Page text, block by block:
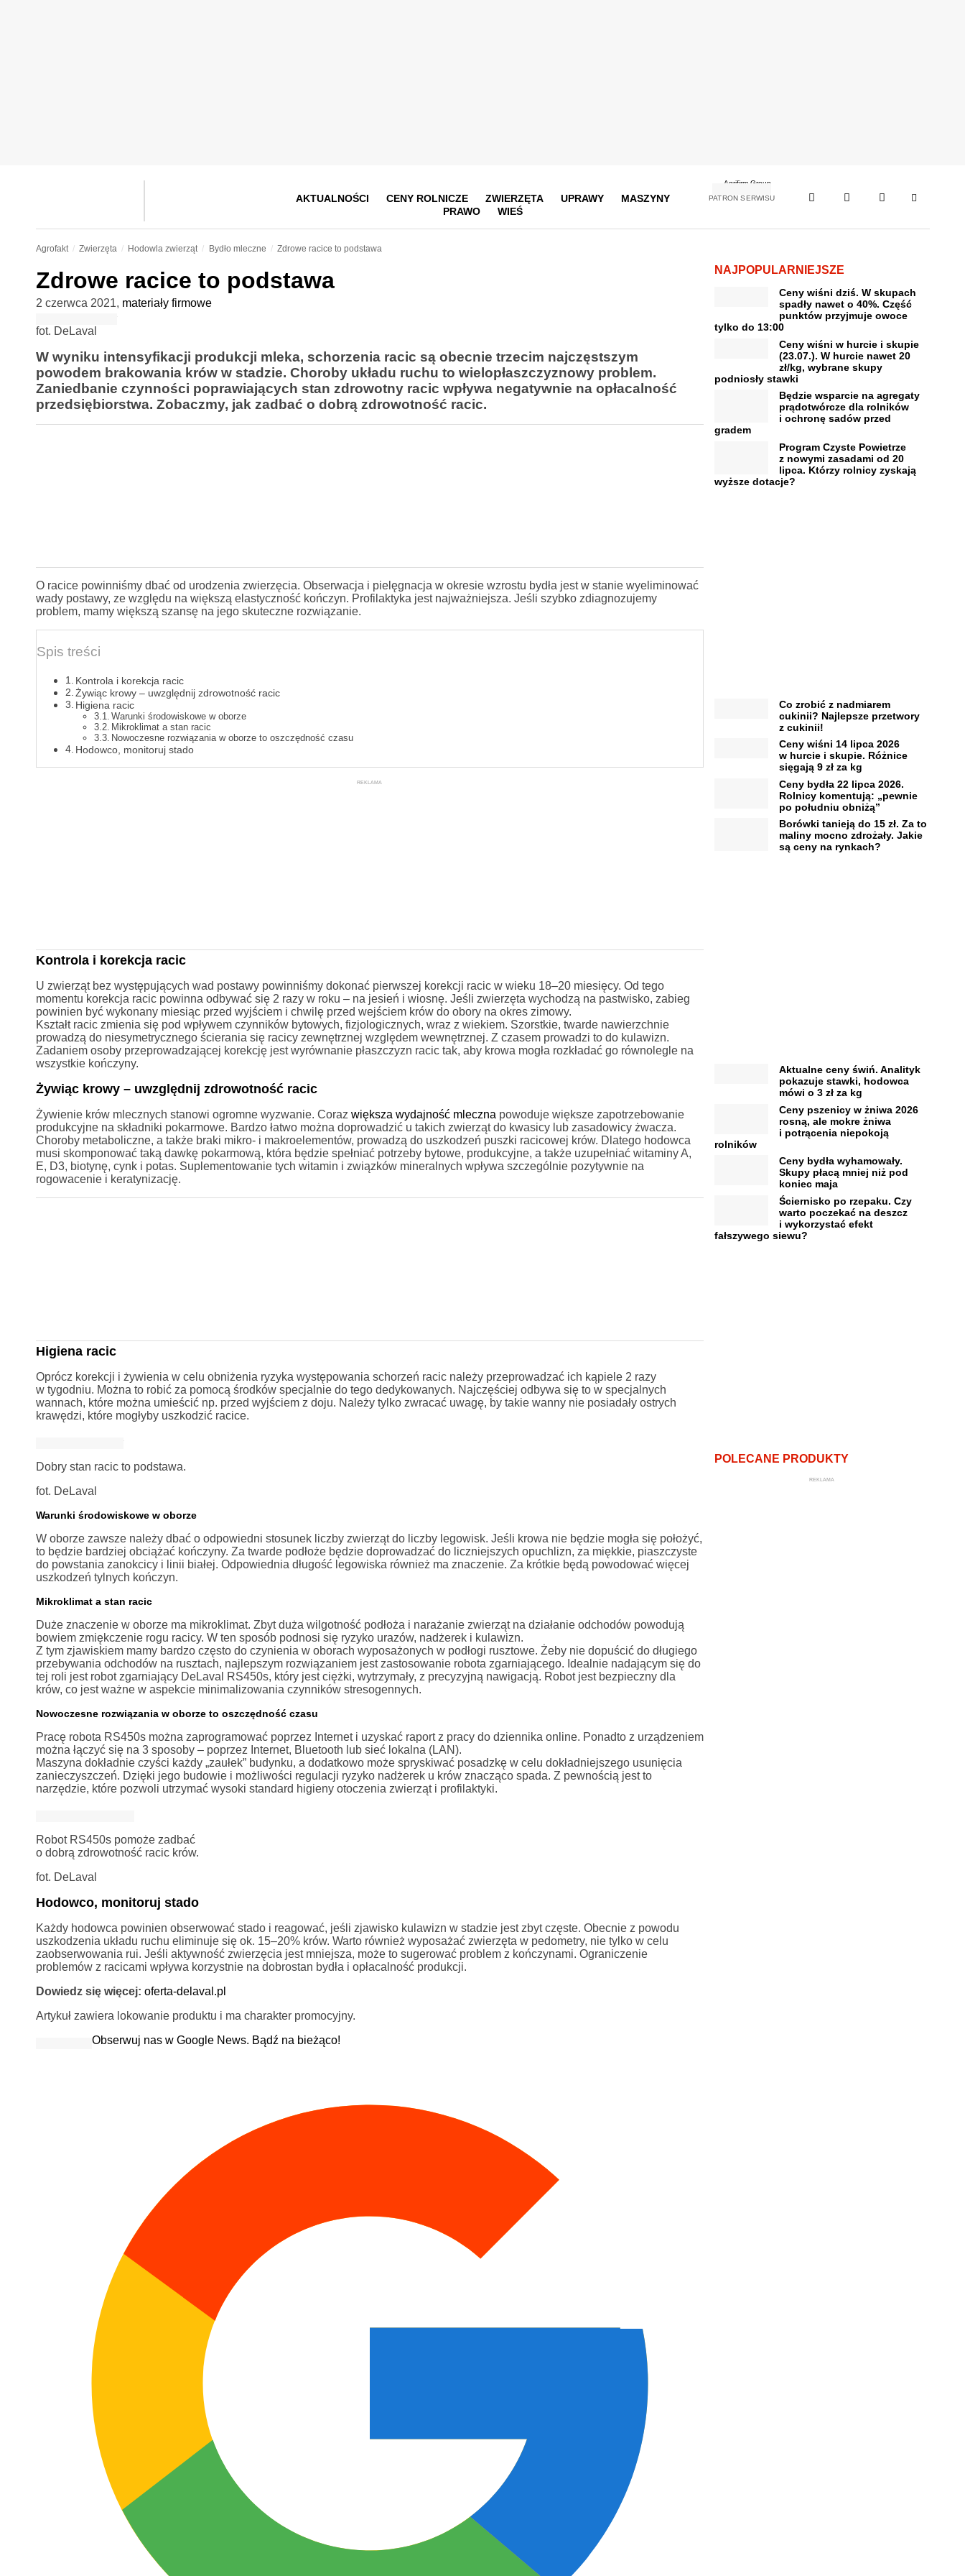
AKTUALNOŚCI CENY ROLNICZE ZWIERZĘTA UPRAWY
MASZYNY
PRAWO
WIEŚ
PATRON SERWISU
Agrofakt Zwierzęta Hodowla zwierząt Bydło mleczne Zdrowe racice to podstawa
Zdrowe racice to podstawa
2 czerwca 2021, materiały firmowe
fot. DeLaval
W wyniku intensyfikacji produkcji mleka, schorzenia racic są obecnie trzecim najczęstszym
powodem brakowania krów w stadzie. Choroby układu ruchu to wielopłaszczyznowy problem.
Zaniedbanie czynności poprawiających stan zdrowotny racic wpływa negatywnie na opłacalność
przedsiębiorstwa. Zobaczmy, jak zadbać o dobrą zdrowotność racic.
O racice powinniśmy dbać od urodzenia zwierzęcia. Obserwacja i pielęgnacja w okresie wzrostu bydła jest w stanie wyeliminować
wady postawy, ze względu na większą elastyczność kończyn. Profilaktyka jest najważniejsza. Jeśli szybko zdiagnozujemy
problem, mamy większą szansę na jego skuteczne rozwiązanie.
Spis treści
Kontrola i korekcja racic
Żywiąc krowy – uwzględnij zdrowotność racic
Higiena racic
Warunki środowiskowe w oborze
Mikroklimat a stan racic
Nowoczesne rozwiązania w oborze to oszczędność czasu
Hodowco, monitoruj stado
REKLAMA
Kontrola i korekcja racic
U zwierząt bez występujących wad postawy powinniśmy dokonać pierwszej korekcji racic w wieku 18‒20 miesięcy. Od tego
momentu korekcja racic powinna odbywać się 2 razy w roku ‒ na jesień i wiosnę. Jeśli zwierzęta wychodzą na pastwisko, zabieg
powinien być wykonany miesiąc przed wyjściem i chwilę przed wejściem krów do obory na okres zimowy.
Kształt racic zmienia się pod wpływem czynników bytowych, fizjologicznych, wraz z wiekiem. Szorstkie, twarde nawierzchnie
prowadzą do niesymetrycznego ścierania się racicy zewnętrznej względem wewnętrznej. Z czasem prowadzi to do kulawizn.
Zadaniem osoby przeprowadzającej korekcję jest wyrównanie płaszczyzn racic tak, aby krowa mogła rozkładać go równolegle na
wszystkie kończyny.
Żywiąc krowy – uwzględnij zdrowotność racic
Żywienie krów mlecznych stanowi ogromne wyzwanie. Coraz większa wydajność mleczna powoduje większe zapotrzebowanie
produkcyjne na składniki pokarmowe. Bardzo łatwo można doprowadzić u takich zwierząt do kwasicy lub zasadowicy żwacza.
Choroby metaboliczne, a także braki mikro- i makroelementów, prowadzą do uszkodzeń puszki racicowej krów. Dlatego hodowca
musi skomponować taką dawkę pokarmową, która będzie spełniać potrzeby bytowe, produkcyjne, a także uzupełniać witaminy A,
E, D3, biotynę, cynk i potas. Suplementowanie tych witamin i związków mineralnych wpływa szczególnie pozytywnie na
rogowacenie i keratynizację.
Higiena racic
Oprócz korekcji i żywienia w celu obniżenia ryzyka występowania schorzeń racic należy przeprowadzać ich kąpiele 2 razy
w tygodniu. Można to robić za pomocą środków specjalnie do tego dedykowanych. Najczęściej odbywa się to w specjalnych
wannach, które można umieścić np. przed wyjściem z doju. Należy tylko zwracać uwagę, by takie wanny nie posiadały ostrych
krawędzi, które mogłyby uszkodzić racice.
Dobry stan racic to podstawa.
fot. DeLaval
Warunki środowiskowe w oborze
W oborze zawsze należy dbać o odpowiedni stosunek liczby zwierząt do liczby legowisk. Jeśli krowa nie będzie mogła się położyć,
to będzie bardziej obciążać kończyny. Za twarde podłoże będzie doprowadzać do liczniejszych opuchlizn, za miękkie, piaszczyste
do powstania zanokcicy i linii białej. Odpowiednia długość legowiska również ma znaczenie. Za krótkie będą powodować więcej
uszkodzeń tylnych kończyn.
Mikroklimat a stan racic
Duże znaczenie w oborze ma mikroklimat. Zbyt duża wilgotność podłoża i narażanie zwierząt na działanie odchodów powodują
bowiem zmiękczenie rogu racicy. W ten sposób podnosi się ryzyko urazów, nadżerek i kulawizn.
Z tym zjawiskiem mamy bardzo często do czynienia w oborach wyposażonych w podłogi rusztowe. Żeby nie dopuścić do długiego
przebywania odchodów na rusztach, najlepszym rozwiązaniem jest zastosowanie robota zgarniającego. Idealnie nadającym się do
tej roli jest robot zgarniający DeLaval RS450s, który jest ciężki, wytrzymały, z precyzyjną nawigacją. Robot jest bezpieczny dla
krów, co jest ważne w aspekcie minimalizowania czynników stresogennych.
Nowoczesne rozwiązania w oborze to oszczędność czasu
Pracę robota RS450s można zaprogramować poprzez Internet i uzyskać raport z pracy do dziennika online. Ponadto z urządzeniem
można łączyć się na 3 sposoby ‒ poprzez Internet, Bluetooth lub sieć lokalna (LAN).
Maszyna dokładnie czyści każdy „zaułek” budynku, a dodatkowo może spryskiwać posadzkę w celu dokładniejszego usunięcia
zanieczyszczeń. Dzięki jego budowie i możliwości regulacji ryzyko nadżerek u krów znacząco spada. Z pewnością jest to
narzędzie, które pozwoli utrzymać wysoki standard higieny otoczenia zwierząt i profilaktyki.
Robot RS450s pomoże zadbać
o dobrą zdrowotność racic krów.
fot. DeLaval
Hodowco, monitoruj stado
Każdy hodowca powinien obserwować stado i reagować, jeśli zjawisko kulawizn w stadzie jest zbyt częste. Obecnie z powodu
uszkodzenia układu ruchu eliminuje się ok. 15–20% krów. Warto również wyposażać zwierzęta w pedometry, nie tylko w celu
zaobserwowania rui. Jeśli aktywność zwierzęcia jest mniejsza, może to sugerować problem z kończynami. Ograniczenie
problemów z racicami wpływa korzystnie na dobrostan bydła i opłacalność produkcji.
Dowiedz się więcej: oferta-delaval.pl
Artykuł zawiera lokowanie produktu i ma charakter promocyjny.
Obserwuj nas w Google News. Bądź na bieżąco!
NAJPOPULARNIEJSZE
Ceny wiśni dziś. W skupach
spadły nawet o 40%. Część
punktów przyjmuje owoce
tylko do 13:00
Ceny wiśni w hurcie i skupie
(23.07.). W hurcie nawet 20
zł/kg, wybrane skupy
podniosły stawki
Będzie wsparcie na agregaty
prądotwórcze dla rolników
i ochronę sadów przed
gradem
Program Czyste Powietrze
z nowymi zasadami od 20
lipca. Którzy rolnicy zyskają
wyższe dotacje?
Co zrobić z nadmiarem
cukinii? Najlepsze przetwory
z cukinii!
Ceny wiśni 14 lipca 2026
w hurcie i skupie. Różnice
sięgają 9 zł za kg
Ceny bydła 22 lipca 2026.
Rolnicy komentują: „pewnie
po południu obniżą”
Borówki tanieją do 15 zł. Za to
maliny mocno zdrożały. Jakie
są ceny na rynkach?
Aktualne ceny świń. Analityk
pokazuje stawki, hodowca
mówi o 3 zł za kg
Ceny pszenicy w żniwa 2026
rosną, ale mokre żniwa
i potrącenia niepokoją
rolników
Ceny bydła wyhamowały.
Skupy płacą mniej niż pod
koniec maja
Ściernisko po rzepaku. Czy
warto poczekać na deszcz
i wykorzystać efekt
fałszywego siewu?
POLECANE PRODUKTY
REKLAMA